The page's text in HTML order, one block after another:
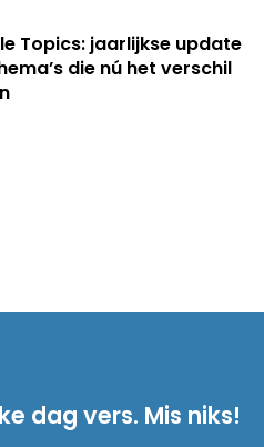
Topics: jaarlijkse update
die nú het verschil
dag vers. Mis niks!